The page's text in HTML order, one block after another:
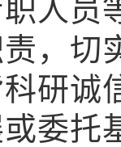
人员
，切
研诚
委托